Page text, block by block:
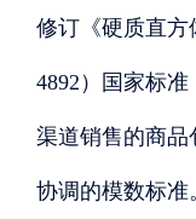
修订《硬质直方
4892）国家标
渠道销售的商
协调的模数标准